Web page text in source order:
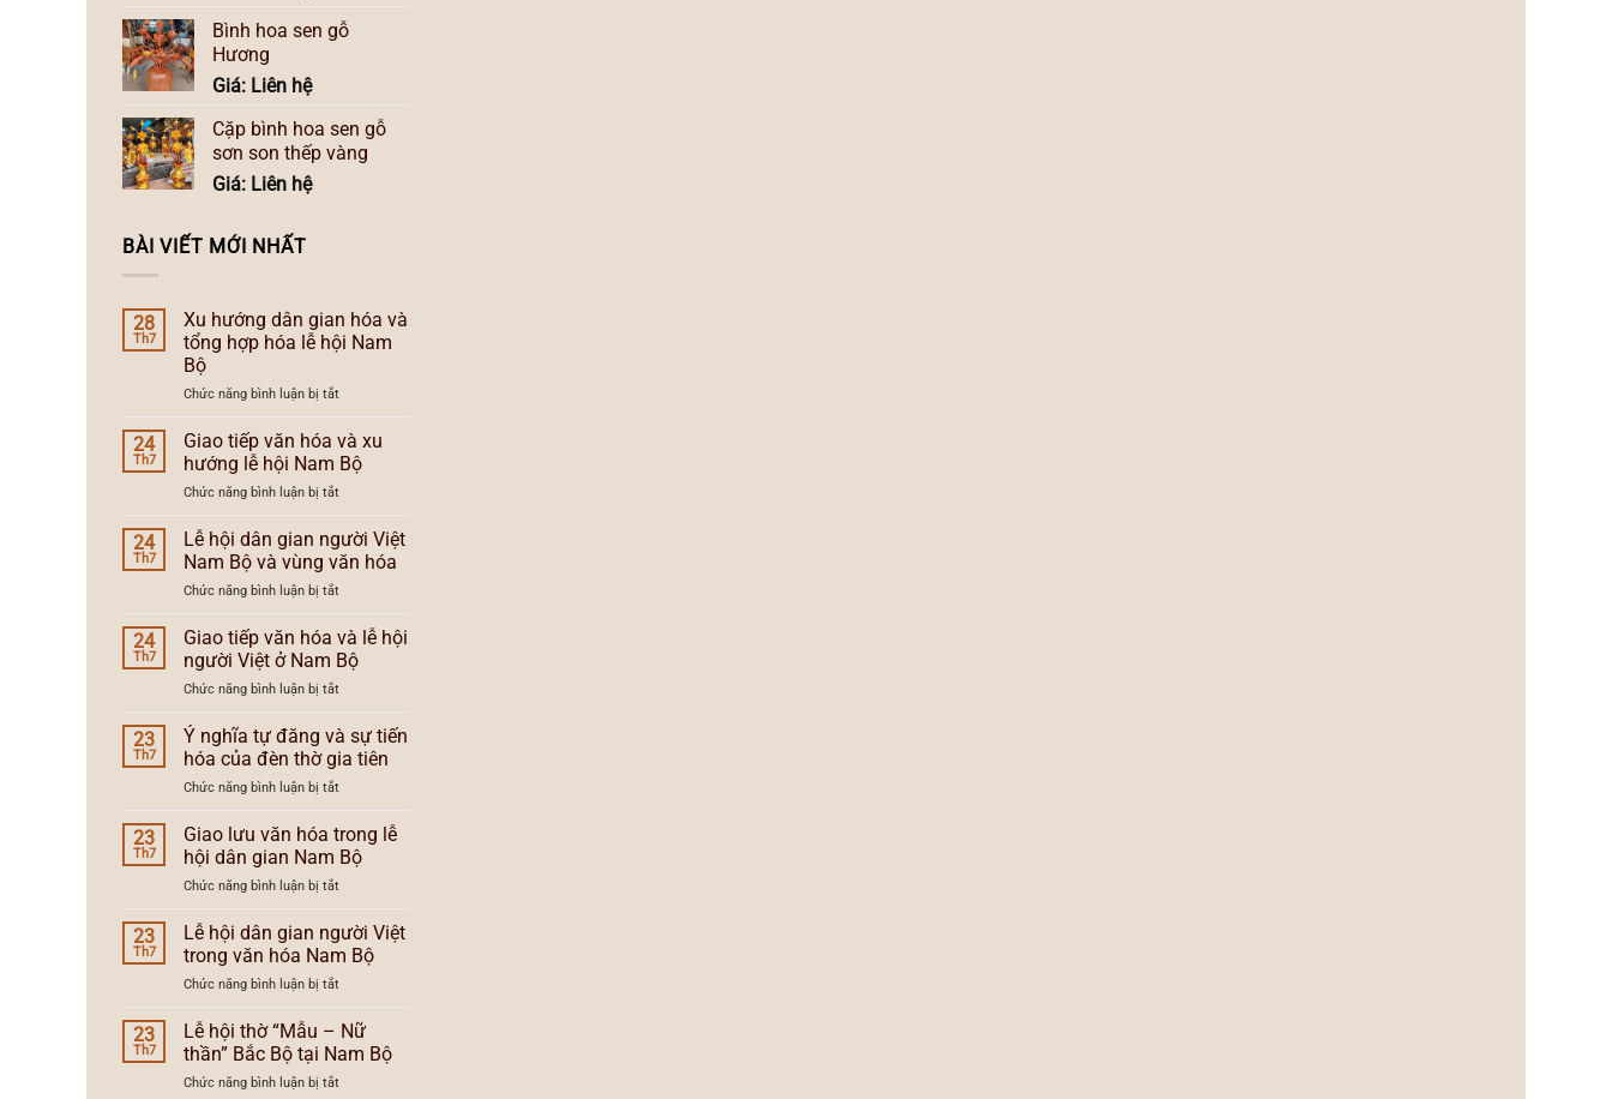
Bình hoa sen gỗ
Hương
Giá: Liên hệ
Cặp bình hoa sen gỗ
sơn son thếp vàng
Giá: Liên hệ
BÀI VIẾT MỚI NHẤT
28
Th7
Xu hướng dân gian hóa và
tổng hợp hóa lễ hội Nam
Bộ
Chức năng bình luận bị tắtở
Xu
hướng
dân
gian
hóa
và
tổng
hợp
lễ
hội
Nam
Bộ
24
Th7
Giao tiếp văn hóa và xu
hướng lễ hội Nam Bộ
Chức năng bình luận bị tắtở
Giao
tiếp
văn
hóa
và
xu
hướng
lễ
hội
Nam
Bộ
24
Th7
Lễ hội dân gian người Việt
Nam Bộ và vùng văn hóa
Chức năng bình luận bị tắtở
Lễ
hội
dân
gian
người
Việt
Nam
Bộ
vùng
văn
hóa
24
Th7
Giao tiếp văn hóa và lễ hội
người Việt ở Nam Bộ
Chức năng bình luận bị tắtở
Giao
tiếp
văn
hóa
và
lễ
hội
người
Việt
ở
Nam
Bộ
23
Th7
Ý nghĩa tự đăng và sự tiến
hóa của đèn thờ gia tiên
Chức năng bình luận bị tắtở
Ý
nghĩa
tự
đăng
và
sự
tiến
hóa
đèn
thờ
gia
tiên
23
Th7
Giao lưu văn hóa trong lễ
hội dân gian Nam Bộ
Chức năng bình luận bị tắtở
Giao
lưu
văn
hóa
trong
lễ
hội
dân
Nam
23
Th7
Lễ hội dân gian người Việt
trong văn hóa Nam Bộ
Chức năng bình luận bị tắtở
Lễ
hội
gian
người
23
Th7
Lễ hội thờ “Mẫu – Nữ
thần” Bắc Bộ tại Nam Bộ
Chức năng bình luận bị tắtở